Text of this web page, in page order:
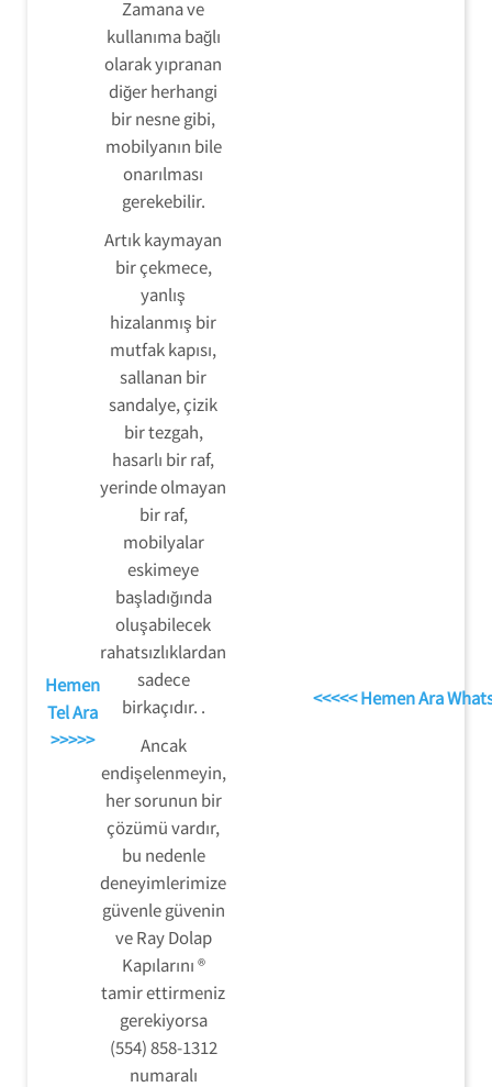
Hemen
Tel Ara
>>>>>
Zamana ve
kullanıma bağlı
olarak yıpranan
diğer herhangi
bir nesne gibi,
mobilyanın bile
onarılması
gerekebilir.
Artık kaymayan
bir çekmece,
yanlış
hizalanmış bir
mutfak kapısı,
sallanan bir
sandalye, çizik
bir tezgah,
hasarlı bir raf,
yerinde olmayan
bir raf,
mobilyalar
eskimeye
başladığında
oluşabilecek
rahatsızlıklardan
sadece
birkaçıdır. .
Ancak
endişelenmeyin,
her sorunun bir
çözümü vardır,
bu nedenle
deneyimlerimize
güvenle güvenin
ve Ray Dolap
Kapılarını ®
tamir ettirmeniz
gerekiyorsa
(554) 858-1312
numaralı
<<<<< Hemen Ara